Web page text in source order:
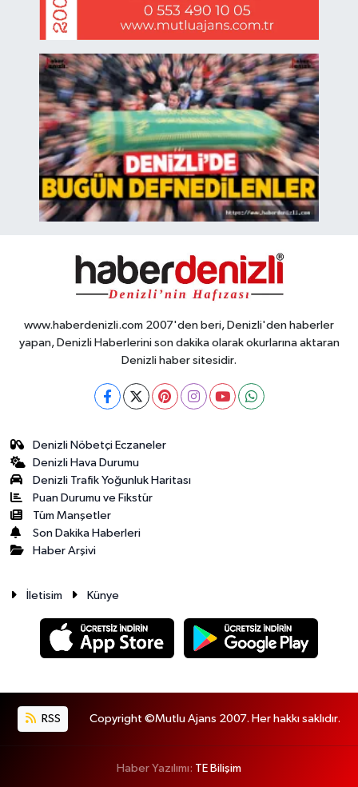
www.haberdenizli.com 2007'den beri, Denizli'den haberler
yapan, Denizli Haberlerini son dakika olarak okurlarına aktaran
Denizli haber sitesidir.
Denizli Nöbetçi Eczaneler
Denizli Hava Durumu
Denizli Trafik Yoğunluk Haritası
Puan Durumu ve Fikstür
Tüm Manşetler
Son Dakika Haberleri
Haber Arşivi
İletisim Künye
RSS Copyright ©Mutlu Ajans 2007. Her hakkı saklıdır.
Haber Yazılımı: TE Bilişim